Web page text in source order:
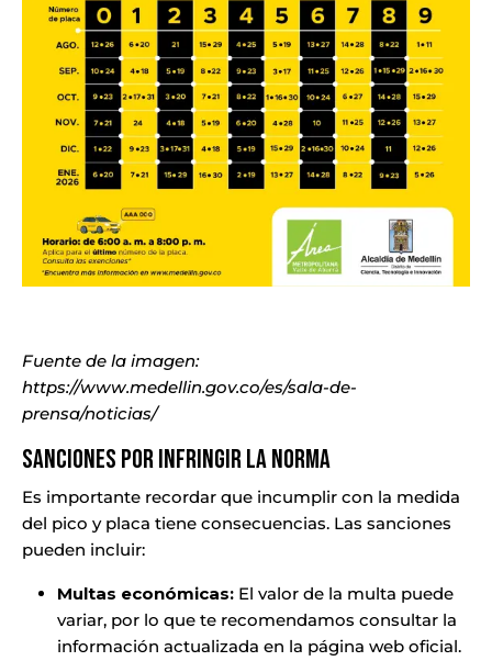
Fuente de la imagen:
https://www.medellin.gov.co/es/sala-de-
prensa/noticias/
Sanciones por infringir la norma
Es importante recordar que incumplir con la medida
del pico y placa tiene consecuencias. Las sanciones
pueden incluir:
Multas económicas: El valor de la multa puede
variar, por lo que te recomendamos consultar la
información actualizada en la página web oficial.